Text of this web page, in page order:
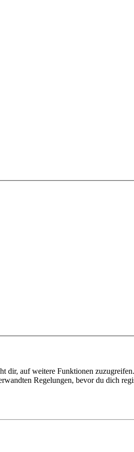
dir, auf weitere Funktionen
Regelungen, bevor du dich